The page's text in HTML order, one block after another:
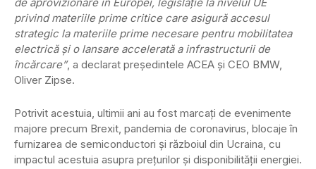
de aprovizionare în Europei, legislație la nivelul UE
privind materiile prime critice care asigură accesul
strategic la materiile prime necesare pentru mobilitatea
electrică și o lansare accelerată a infrastructurii de
încărcare”, a declarat președintele ACEA și CEO BMW,
Oliver Zipse.
Potrivit acestuia, ultimii ani au fost marcați de evenimente
majore precum Brexit, pandemia de coronavirus, blocaje în
furnizarea de semiconductori și războiul din Ucraina, cu
impactul acestuia asupra prețurilor și disponibilității energiei.